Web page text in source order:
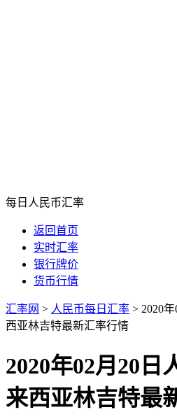
每日人民币汇率
返回首页
实时汇率
银行牌价
货币行情
汇率网 > 人民币每日汇率 > 2020
西亚林吉特最新汇率行情
2020年02月20日
来西亚林吉特最